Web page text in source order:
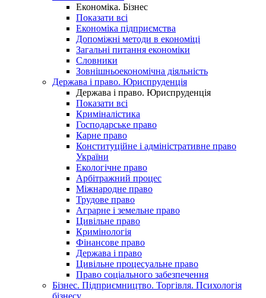
Економіка. Бізнес
Показати всі
Економіка підприємства
Допоміжні методи в економіці
Загальні питання економіки
Словники
Зовнішньоекономічна діяльність
Держава і право. Юриспруденція
Держава і право. Юриспруденція
Показати всі
Криміналістика
Господарське право
Карне право
Конституційне і адміністративне право
України
Екологічне право
Арбітражний процес
Міжнародне право
Трудове право
Аграрне і земельне право
Цивільне право
Кримінологія
Фінансове право
Держава і право
Цивільне процесуальне право
Право соціального забезпечення
Бізнес. Підприємництво. Торгівля. Психологія
бізнесу